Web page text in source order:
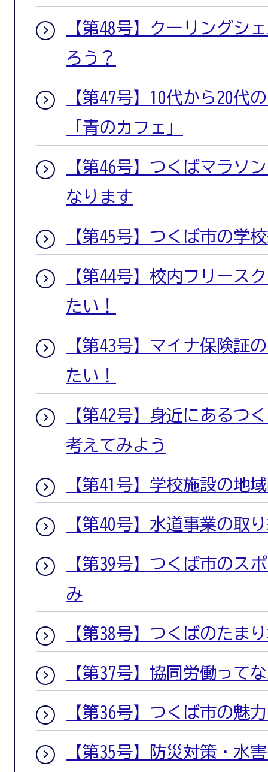
【第48号】クーリングシ
ろう？
【第47号】10代から20代
「青のカフェ」
【第46号】つくばマラソ
なります
【第45号】つくば市の学
【第44号】校内フリース
たい！
【第43号】マイナ保険証
たい！
【第42号】身近にあるつ
考えてみよう
【第41号】学校施設の地
【第40号】水道事業の取
【第39号】つくば市のス
み
【第38号】つくばのたま
【第37号】協同労働って
【第36号】つくば市の魅
【第35号】防災対策・水